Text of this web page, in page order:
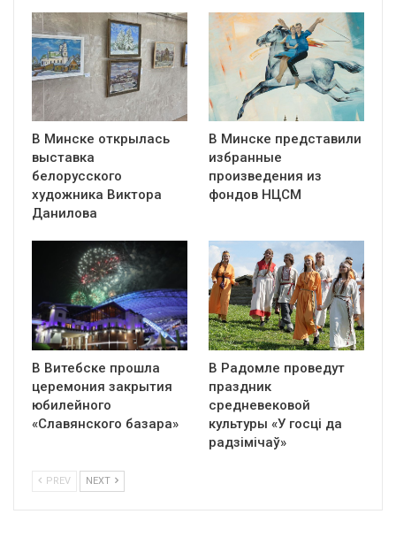
В Минске открылась
выставка
белорусского
художника Виктора
Данилова
В Минске представили
избранные
произведения из
фондов НЦСМ
В Витебске прошла
церемония закрытия
юбилейного
«Славянского базара»
В Радомле проведут
праздник
средневековой
культуры «У госці да
радзімічаў»
PREV NEXT